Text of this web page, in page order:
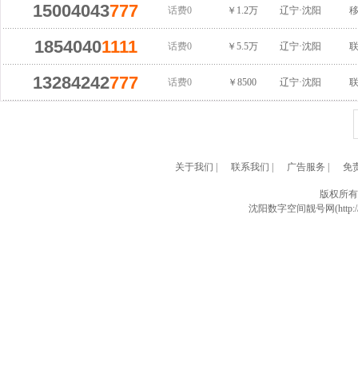
15004043777 话费0 ￥1.2万 辽宁·沈阳
18540401111 话费0 ￥5.5万 辽宁·沈阳
13284242777 话费0 ￥8500 辽宁·沈阳
关于我们 联系我们 广告服务 免
版权所
沈阳数字空间靓号网